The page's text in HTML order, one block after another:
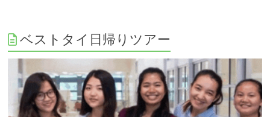
ベストタイ日帰りツアー